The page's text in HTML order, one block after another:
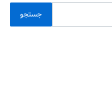
جستجو